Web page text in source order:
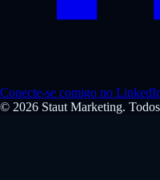
Conecte-se comigo no
© 2026 Staut Marketing.